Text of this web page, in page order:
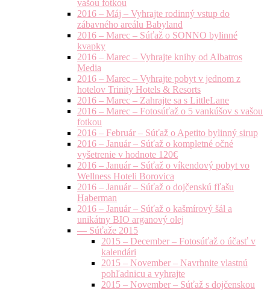
vašou fotkou
2016 – Máj – Vyhrajte rodinný vstup do
zábavného areálu Babyland
2016 – Marec – Súťaž o SONNO bylinné
kvapky
2016 – Marec – Vyhrajte knihy od Albatros
Media
2016 – Marec – Vyhrajte pobyt v jednom z
hotelov Trinity Hotels & Resorts
2016 – Marec – Zahrajte sa s LittleLane
2016 – Marec – Fotosúťaž o 5 vankúšov s vašou
fotkou
2016 – Február – Súťaž o Apetito bylinný sirup
2016 – Január – Súťaž o kompletné očné
vyšetrenie v hodnote 120€
2016 – Január – Súťaž o víkendový pobyt vo
Wellness Hoteli Borovica
2016 – Január – Súťaž o dojčenskú fľašu
Haberman
2016 – Január – Súťaž o kašmírový šál a
unikátny BIO arganový olej
— Súťaže 2015
2015 – December – Fotosúťaž o účasť v
kalendári
2015 – November – Navrhnite vlastnú
pohľadnicu a vyhrajte
2015 – November – Súťaž s dojčenskou